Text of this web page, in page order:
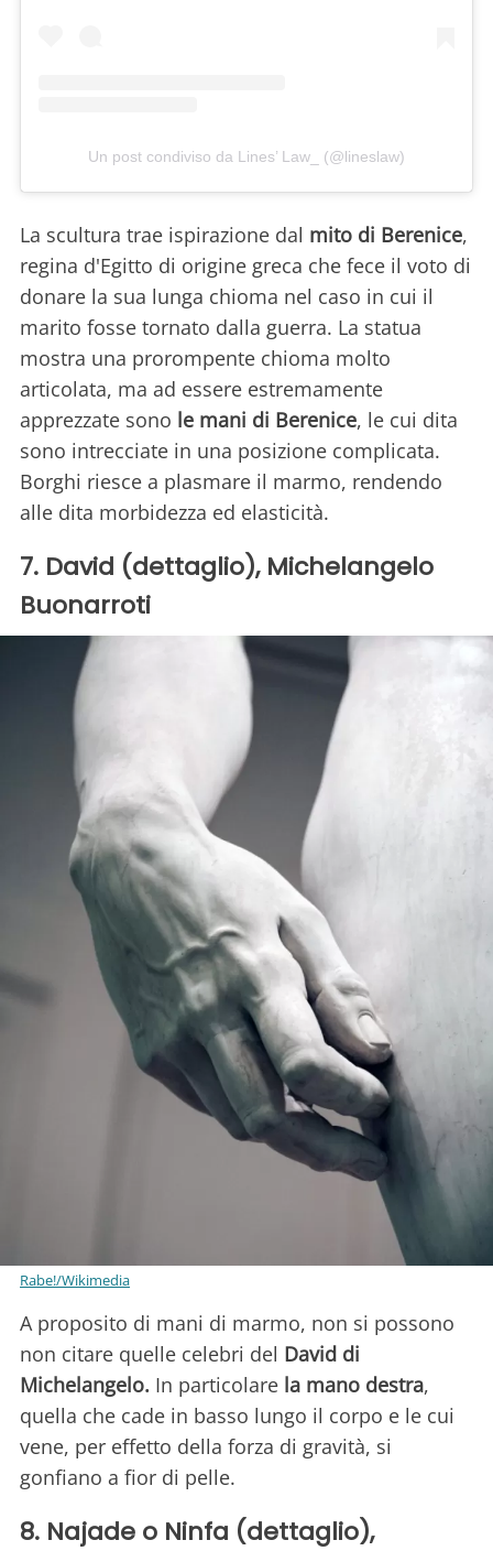
Un post condiviso da Lines’ Law_ (@lineslaw)
La scultura trae ispirazione dal mito di Berenice,
regina d'Egitto di origine greca che fece il voto di
donare la sua lunga chioma nel caso in cui il
marito fosse tornato dalla guerra. La statua
mostra una prorompente chioma molto
articolata, ma ad essere estremamente
apprezzate sono le mani di Berenice, le cui dita
sono intrecciate in una posizione complicata.
Borghi riesce a plasmare il marmo, rendendo
alle dita morbidezza ed elasticità.
7. David (dettaglio), Michelangelo
Buonarroti
Rabe!/Wikimedia
A proposito di mani di marmo, non si possono
non citare quelle celebri del David di
Michelangelo. In particolare la mano destra,
quella che cade in basso lungo il corpo e le cui
vene, per effetto della forza di gravità, si
gonfiano a fior di pelle.
8. Najade o Ninfa (dettaglio),